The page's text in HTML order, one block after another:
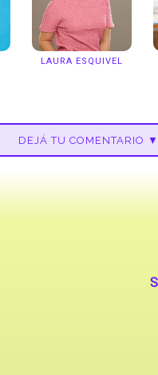
LAURA ESQUIVEL
DEJÁ TU COMENTARIO ▼